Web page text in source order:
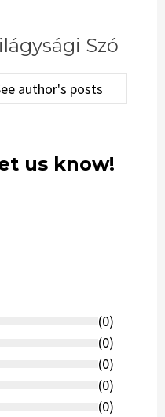
Szó
author's posts
us know!
(0)
(0)
(0)
(0)
(0)